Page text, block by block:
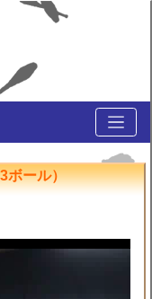
ボール）